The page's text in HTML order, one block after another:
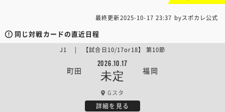
最終更新2025-10-17 23:37 byスポカレ公式
同じ対戦カードの直近日程
町田
2026.10.17
未定 福岡
J1 | 【試合日10/17or18】 第10節
Gスタ
詳細を見る